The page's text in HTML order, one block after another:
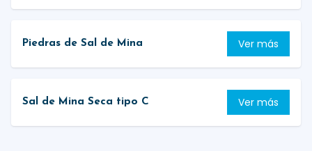
Piedras de Sal de Mina Ver más
Sal de Mina Seca tipo C Ver más